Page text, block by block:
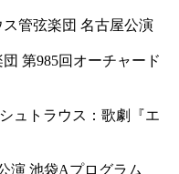
管弦楽団 名古屋公演
第985回オーチャード
ュトラウス：歌劇『エ
演 池袋Aプログラム